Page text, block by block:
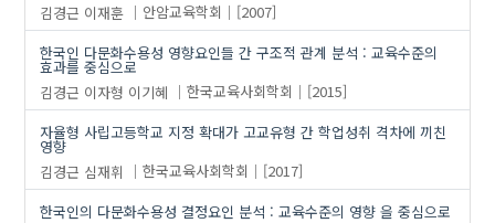
김경근 이재훈 안암교육학회
[2007]
한국인 다문화수용성 영향요인들 간 구조적 관계 분석 : 교육수준의
효과를 중심으로
김경근 이자형 이기혜 한국교육사회학회
[2015]
자율형 사립고등학교 지정 확대가 고교유형 간 학업성취 격차에 끼친
영향
김경근 심재휘 한국교육사회학회
[2017]
한국인의 다문화수용성 결정요인 분석 : 교육수준의 영향 을 중심으로